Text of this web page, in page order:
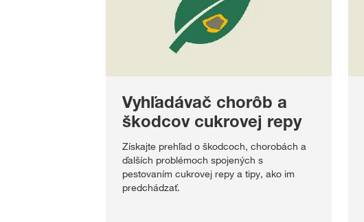
Vyhľadávač chorôb a
škodcov cukrovej repy
Získajte prehľad o škodcoch, chorobách a
ďalších problémoch spojených s
pestovaním cukrovej repy a tipy, ako im
predchádzať.